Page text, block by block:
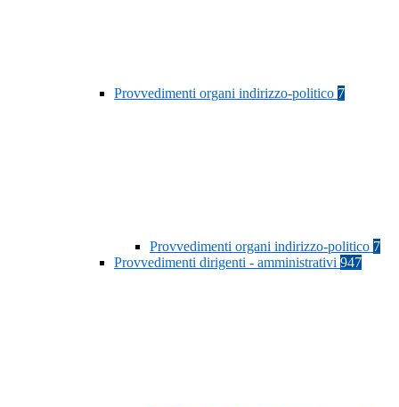
Provvedimenti organi indirizzo-politico 7
Provvedimenti organi indirizzo-politico 7
Provvedimenti dirigenti - amministrativi 947